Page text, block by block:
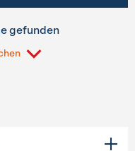
gefunden